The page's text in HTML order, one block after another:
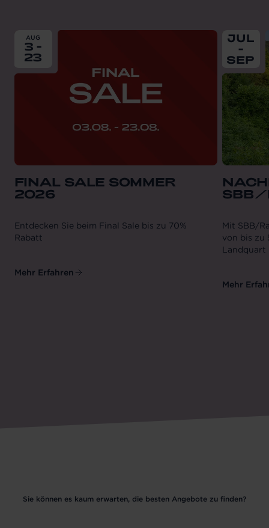
From
AUG
3 -
23
FINAL SALE SOMMER
2026
Entdecken Sie beim Final Sale bis zu 70%
Rabatt
Mehr Erfahren
From
JUL
-
SEP
SBB/
Mit SBB/
von bis zu
Landquart
Mehr
Sie können es kaum erwarten, die besten Angebote zu finden?